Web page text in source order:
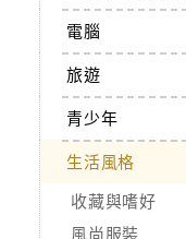
電腦
旅遊
青少年
生活風格
收藏與嗜好
風尚服裝